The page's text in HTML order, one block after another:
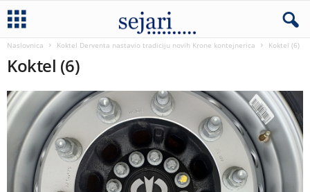
Naslovnica Koktel Derventa nastavio tradiciju novih Krone kontejnerica Koktel (6)
Koktel (6)